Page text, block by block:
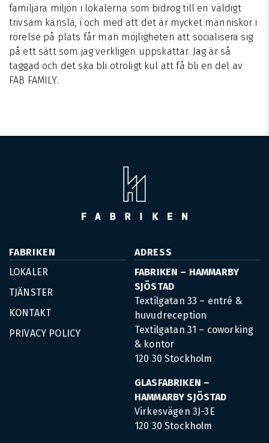
familjära miljön i lokalerna som bidrog till en väldigt
trivsam känsla, i och med att det är mycket människor i
rörelse på plats får man möjligheten att socialisera sig
på ett sätt som jag verkligen uppskattar. Jag är så
taggad och det ska bli otroligt kul att få bli en del av
FAB FAMILY.
FABRIKEN
LOKALER
TJÄNSTER
KONTAKT
PRIVACY POLICY
ADRESS
FABRIKEN – HAMMARBY
SJÖSTAD
Textilgatan 33 – entré &
huvudreception
Textilgatan 31 – coworking
& kontor
120 30 Stockholm
GLASFABRIKEN –
HAMMARBY SJÖSTAD
Virkesvägen 3J-3E
120 30 Stockholm